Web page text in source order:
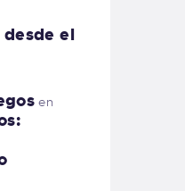
desde el
en